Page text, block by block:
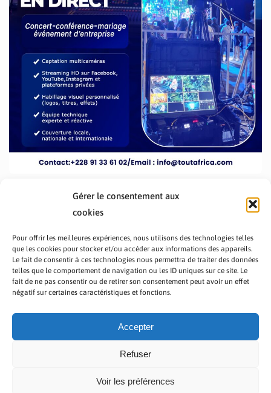
Gérer le consentement aux
cookies
Pour offrir les meilleures expériences, nous utilisons des technologies telles
que les cookies pour stocker et/ou accéder aux informations des appareils.
Le fait de consentir à ces technologies nous permettra de traiter des données
telles que le comportement de navigation ou les ID uniques sur ce site. Le
fait de ne pas consentir ou de retirer son consentement peut avoir un effet
négatif sur certaines caractéristiques et fonctions.
Accepter
Refuser
Voir les préférences
PRÉSENTATION TOUTAFRICA
A PROPOS
Copyright © 2023 TOUT AFRICA | Made by